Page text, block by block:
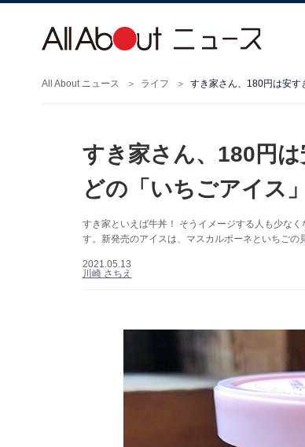
All About ニュース ライフ すき家さん、180円は安す
すき家さん、180円
どの「いちごアイス
すき家といえば牛丼！ そうイメージする人も少な
す。新発売のアイスは、マスカルポーネといちごの
2021.05.13
川崎 さちえ